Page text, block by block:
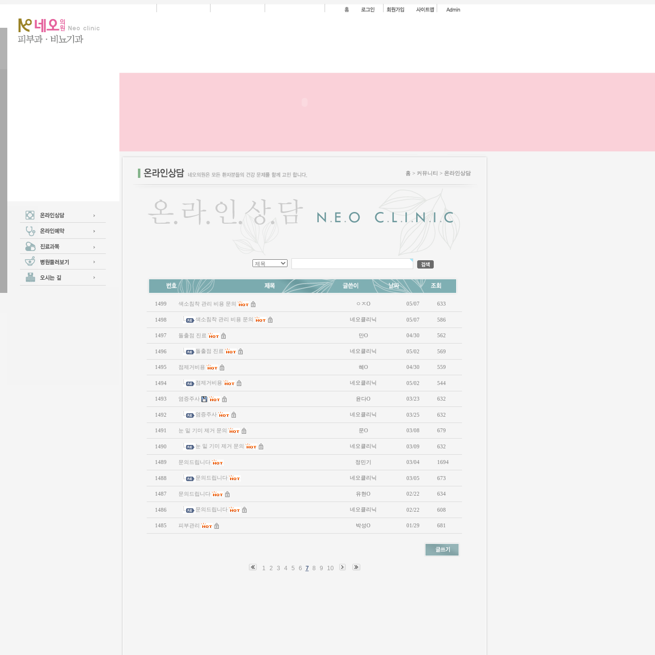
홈 > 커뮤니티 > 온라인상담
1499 색소침착 관리 비용 문의 ㅇㅈO 05/07 633
1498 색소침착 관리 비용 문의 네오클리닉 05/07 586
1497 돌출점 진료 만O 04/30 562
1496 돌출점 진료 네오클리닉 05/02 569
1495 점제거비용 혜O 04/30 559
1494 점제거비용 네오클리닉 05/02 544
1493 염증주사 윤다O 03/23 632
1492 염증주사 네오클리닉 03/25 632
1491 눈 밑 기미 제거 문의 문O 03/08 679
1490 눈 밑 기미 제거 문의 네오클리닉 03/09 632
1489 문의드립니다 정민기 03/04 1694
1488 문의드립니다 네오클리닉 03/05 673
1487 문의드립니다 유현O 02/22 634
1486 문의드립니다 네오클리닉 02/22 608
1485 피부관리 박성O 01/29 681
1 2 3 4 5 6 7 8 9 10